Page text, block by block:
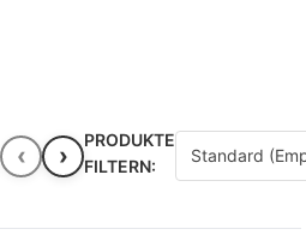
‹ ›
PRODUKTE
FILTERN: